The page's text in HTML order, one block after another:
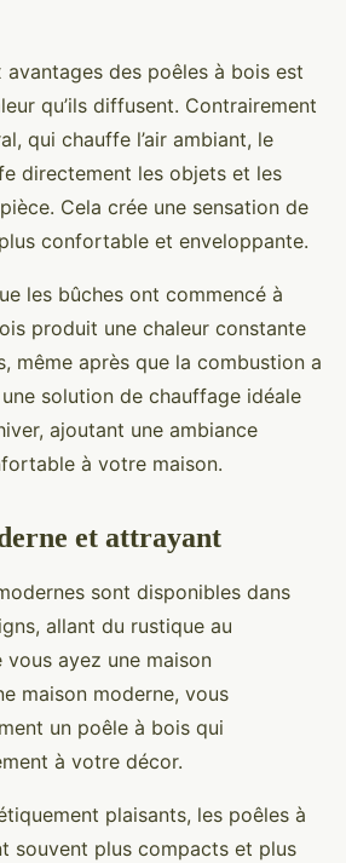
avantages des poêles à bois est
qu’ils diffusent. Contrairement
qui chauffe l’air ambiant, le
directement les objets et les
Cela crée une sensation de
confortable et enveloppante.
les bûches ont commencé à
produit une chaleur constante
même après que la combustion a
solution de chauffage idéale
ajoutant une ambiance
à votre maison.
et attrayant
sont disponibles dans
allant du rustique au
ayez une maison
maison moderne, vous
un poêle à bois qui
à votre décor.
plaisants, les poêles à
souvent plus compacts et plus